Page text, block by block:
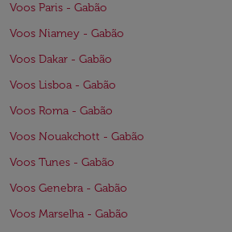
Voos Paris - Gabão
Voos Niamey - Gabão
Voos Dakar - Gabão
Voos Lisboa - Gabão
Voos Roma - Gabão
Voos Nouakchott - Gabão
Voos Tunes - Gabão
Voos Genebra - Gabão
Voos Marselha - Gabão